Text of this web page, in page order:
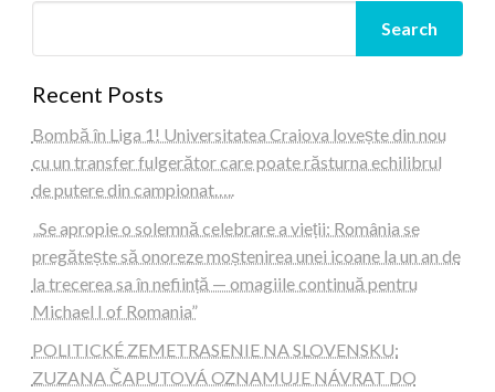
Search
Recent Posts
Bombă în Liga 1! Universitatea Craiova lovește din nou
cu un transfer fulgerător care poate răsturna echilibrul
de putere din campionat…..
„Se apropie o solemnă celebrare a vieții: România se
pregătește să onoreze moștenirea unei icoane la un an de
la trecerea sa în neființă — omagiile continuă pentru
Michael I of Romania”
POLITICKÉ ZEMETRASENIE NA SLOVENSKU:
ZUZANA ČAPUTOVÁ OZNAMUJE NÁVRAT DO